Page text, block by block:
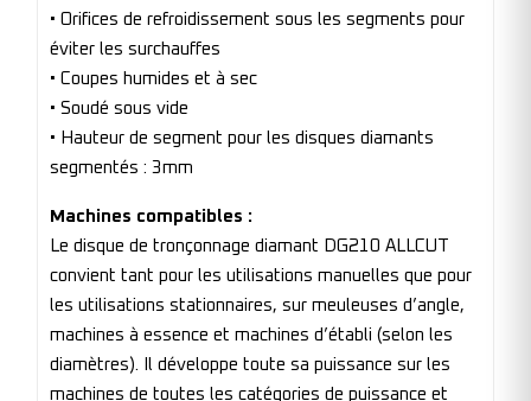
• Orifices de refroidissement sous les segments pour
éviter les surchauffes
• Coupes humides et à sec
• Soudé sous vide
• Hauteur de segment pour les disques diamants
segmentés : 3mm
Machines compatibles :
Le disque de tronçonnage diamant DG210 ALLCUT
convient tant pour les utilisations manuelles que pour
les utilisations stationnaires, sur meuleuses d’angle,
machines à essence et machines d’établi (selon les
diamètres). Il développe toute sa puissance sur les
machines de toutes les catégories de puissance et